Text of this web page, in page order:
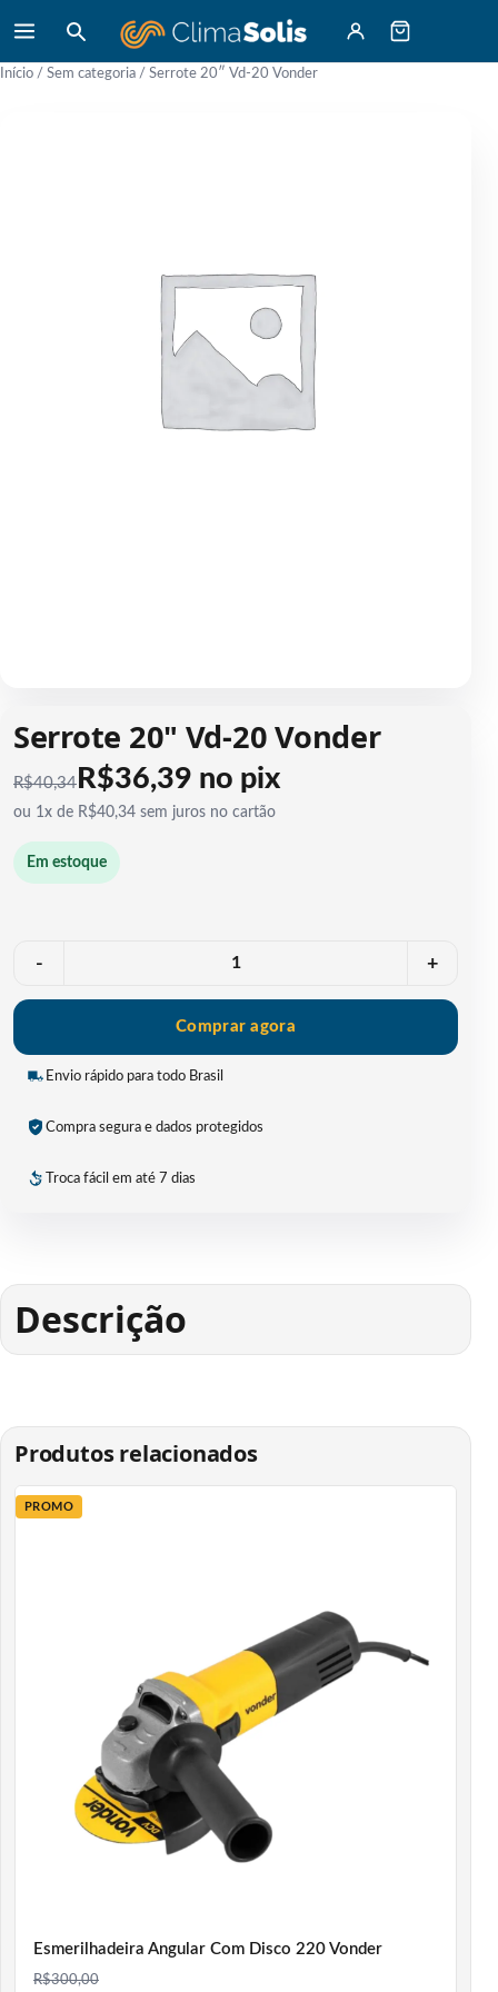
Início / Sem categoria / Serrote 20″ Vd-20 Vonder
Serrote 20" Vd-20 Vonder
R$40,34 R$36,39 no pix
ou 1x de R$40,34 sem juros no cartão
Em estoque
- +
Comprar agora
Envio rápido para todo Brasil
Compra segura e dados protegidos
Troca fácil em até 7 dias
Descrição
Produtos relacionados
PROMO
Esmerilhadeira Angular Com Disco 220 Vonder
R$300,00